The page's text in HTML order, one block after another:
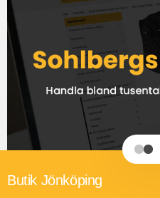
Butik Jönköping